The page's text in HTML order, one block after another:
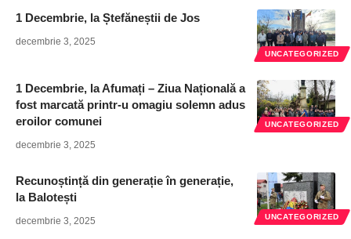
UNCATEGORIZED
1 Decembrie, la Ștefăneștii de Jos
decembrie 3, 2025
UNCATEGORIZED
1 Decembrie, la Afumați – Ziua Națională a
fost marcată printr-u omagiu solemn adus
eroilor comunei
decembrie 3, 2025
UNCATEGORIZED
Recunoștință din generație în generație,
la Balotești
decembrie 3, 2025